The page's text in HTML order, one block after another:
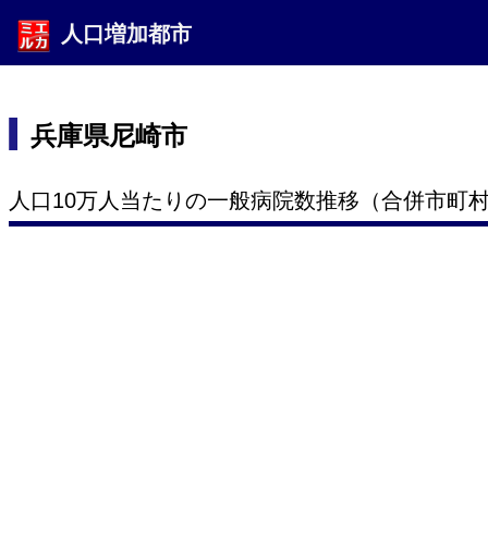
人口増加都市
兵庫県尼崎市
人口10万人当たりの一般病院数推移（合併市町